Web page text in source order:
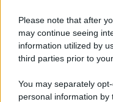
Please note that after
may continue seeing
information utilized by
third parties prior to
You may separately
personal information by
Auto
La nuova
tecnologia e